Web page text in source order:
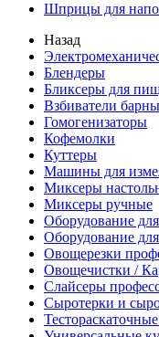
Шприцы для
Назад
Блендеры
Бликсеры для
Взбиватели
Гомогенизаторы
Кофемолки
Куттеры
Машины для
Миксеры
Миксеры ручные
Оборудование
Оборудование
Овощерезки
Овощечистки /
Слайсеры
Сыротерки и